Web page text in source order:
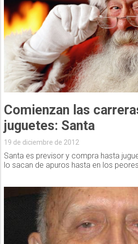
Comienzan las
juguetes: Santa
19 de diciembre de 2012
Santa es previsor y compra hasta
lo sacan de apuros hasta en los